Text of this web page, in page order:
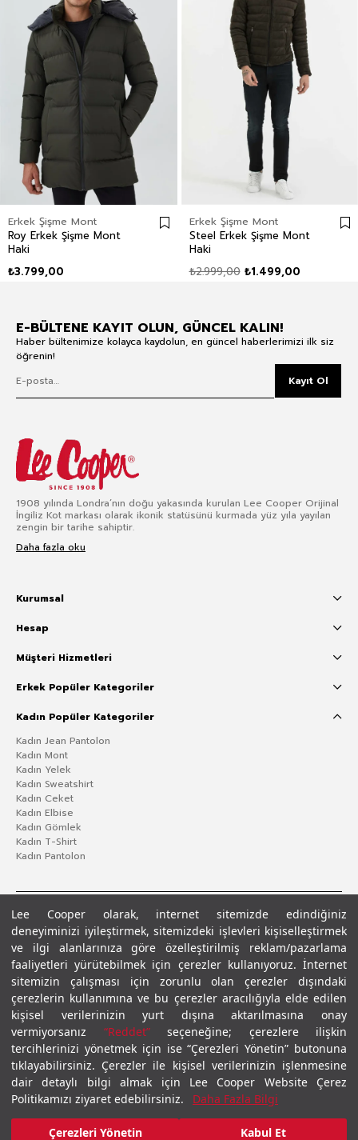
Lee Cooper olarak, internet sitemizde edindiğiniz
deneyiminizi iyileştirmek, sitemizdeki işlevleri kişiselleştirmek
ve ilgi alanlarınıza göre özelleştirilmiş reklam/pazarlama
faaliyetleri yürütebilmek için çerezler kullanıyoruz. İnternet
sitemizin çalışması için zorunlu olan çerezler dışındaki
çerezlerin kullanımına ve bu çerezler aracılığıyla elde edilen
kişisel verilerinizin yurt dışına aktarılmasına onay
vermiyorsanız “Reddet”seçeneğine; çerezlere ilişkin
tercihlerinizi yönetmek için ise “Çerezleri Yönetin” butonuna
tıklayabilirsiniz. Çerezler ile kişisel verilerinizin işlenmesine
dair detaylı bilgi almak için Lee Cooper Website Çerez
Politikamızı ziyaret edebilirsiniz.
Daha Fazla Bilgi
Çerezleri Yönetin Kabul Et
Erkek Şişme Mont
Roy Erkek Şişme Mont
Haki
₺3.799,00
Erkek Şişme Mont
Steel Erkek Şişme Mont
Haki
₺1.499,00
₺2.999,00
E-BÜLTENE KAYIT OLUN, GÜNCEL KALIN!
Haber bültenimize kolayca kaydolun, en güncel haberlerimizi ilk siz
öğrenin!
Kayıt Ol
1908 yılında Londra’nın doğu yakasında kurulan Lee Cooper Orijinal
İngiliz Kot markası olarak ikonik statüsünü kurmada yüz yıla yayılan
zengin bir tarihe sahiptir.
Daha fazla oku
Kurumsal
Hesap
Müşteri Hizmetleri
Erkek Popüler Kategoriler
Kadın Popüler Kategoriler
Kadın Jean Pantolon
Kadın Mont
Kadın Yelek
Kadın Sweatshirt
Kadın Ceket
Kadın Elbise
Kadın Gömlek
Kadın T-Shirt
Kadın Pantolon
Gizlilik PolitikasıÇerez Politikası KVKK Aydınlatma MetniŞartlar ve Koşullar
© 2026 Leecooper - Tüm Hakları Saklıdır.